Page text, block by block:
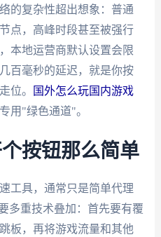
的复杂性超出想象：普通
点，高峰时段甚至被强行
本地运营商默认设置会限
百毫秒的延迟，就是你按
位。
国外怎么玩国内游戏
用"绿色通道"。
按钮那么简单
工具，通常只是简单代理
多重技术叠加：首先要有覆
板，再将游戏流量和其他